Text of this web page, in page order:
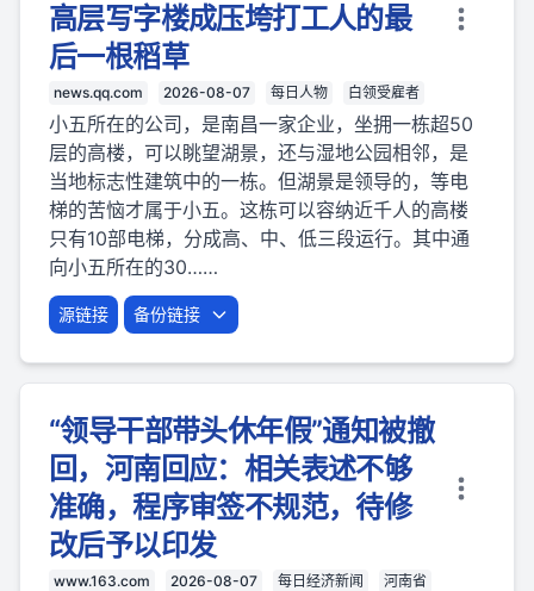
高层写字楼成压垮打工人的最
后一根稻草
news.qq.com 2026-08-07 每日人物 白领受雇者
小五所在的公司，是南昌一家企业，坐拥一栋超50
层的高楼，可以眺望湖景，还与湿地公园相邻，是
当地标志性建筑中的一栋。但湖景是领导的，等电
梯的苦恼才属于小五。这栋可以容纳近千人的高楼
只有10部电梯，分成高、中、低三段运行。其中通
向小五所在的30……
源链接 备份链接
“领导干部带头休年假”通知被撤
回，河南回应：相关表述不够
准确，程序审签不规范，待修
改后予以印发
www.163.com 2026-08-07 每日经济新闻 河南省